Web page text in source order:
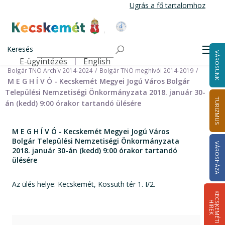
tartalomra
Ugrás a fő tartalomhoz
Kecskemét Város Honlapja
Keresés
Felső navigáció
E-ügyintézés English VÁROSUNK
TURIZMUS
VÁROSHÁZA
K
E
C
S
K
E
M
É
T
I
HÍ
R
E
K
Önkormányzat
Nemzetiségi Önkormányzatok
Bolgár Települési Nemzetiségi Önkormányzat
Bolgár TNÖ Archív 2014-2024
Bolgár TNÖ meghívói 2014-2019
M E G H Í V Ó - Kecskemét Megyei Jogú Város Bolgár
Települési Nemzetiségi Önkormányzata 2018. január 30-
án (kedd) 9:00 órakor tartandó ülésére
M E G H Í V Ó - Kecskemét Megyei Jogú Város
Bolgár Települési Nemzetiségi Önkormányzata
2018. január 30-án (kedd) 9:00 órakor tartandó
ülésére
Az ülés helye: Kecskemét, Kossuth tér 1. I/2.